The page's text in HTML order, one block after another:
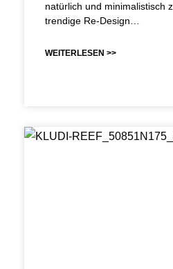
natürlich und minimalistisch
trendige Re-Design…
WEITERLESEN >>